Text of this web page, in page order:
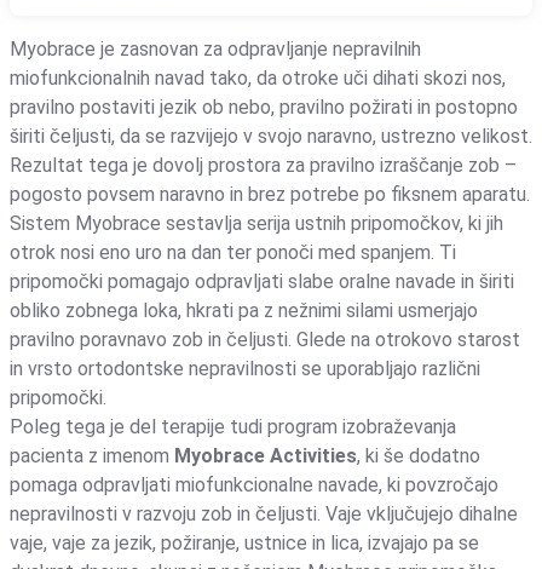
Myobrace je zasnovan za odpravljanje nepravilnih
miofunkcionalnih navad tako, da otroke uči dihati skozi nos,
pravilno postaviti jezik ob nebo, pravilno požirati in postopno
širiti čeljusti, da se razvijejo v svojo naravno, ustrezno velikost.
Rezultat tega je dovolj prostora za pravilno izraščanje zob –
pogosto povsem naravno in brez potrebe po fiksnem aparatu.
Sistem Myobrace sestavlja serija ustnih pripomočkov, ki jih
otrok nosi eno uro na dan ter ponoči med spanjem. Ti
pripomočki pomagajo odpravljati slabe oralne navade in širiti
obliko zobnega loka, hkrati pa z nežnimi silami usmerjajo
pravilno poravnavo zob in čeljusti. Glede na otrokovo starost
in vrsto ortodontske nepravilnosti se uporabljajo različni
pripomočki.
Poleg tega je del terapije tudi program izobraževanja
pacienta z imenom Myobrace Activities, ki še dodatno
pomaga odpravljati miofunkcionalne navade, ki povzročajo
nepravilnosti v razvoju zob in čeljusti. Vaje vključujejo dihalne
vaje, vaje za jezik, požiranje, ustnice in lica, izvajajo pa se